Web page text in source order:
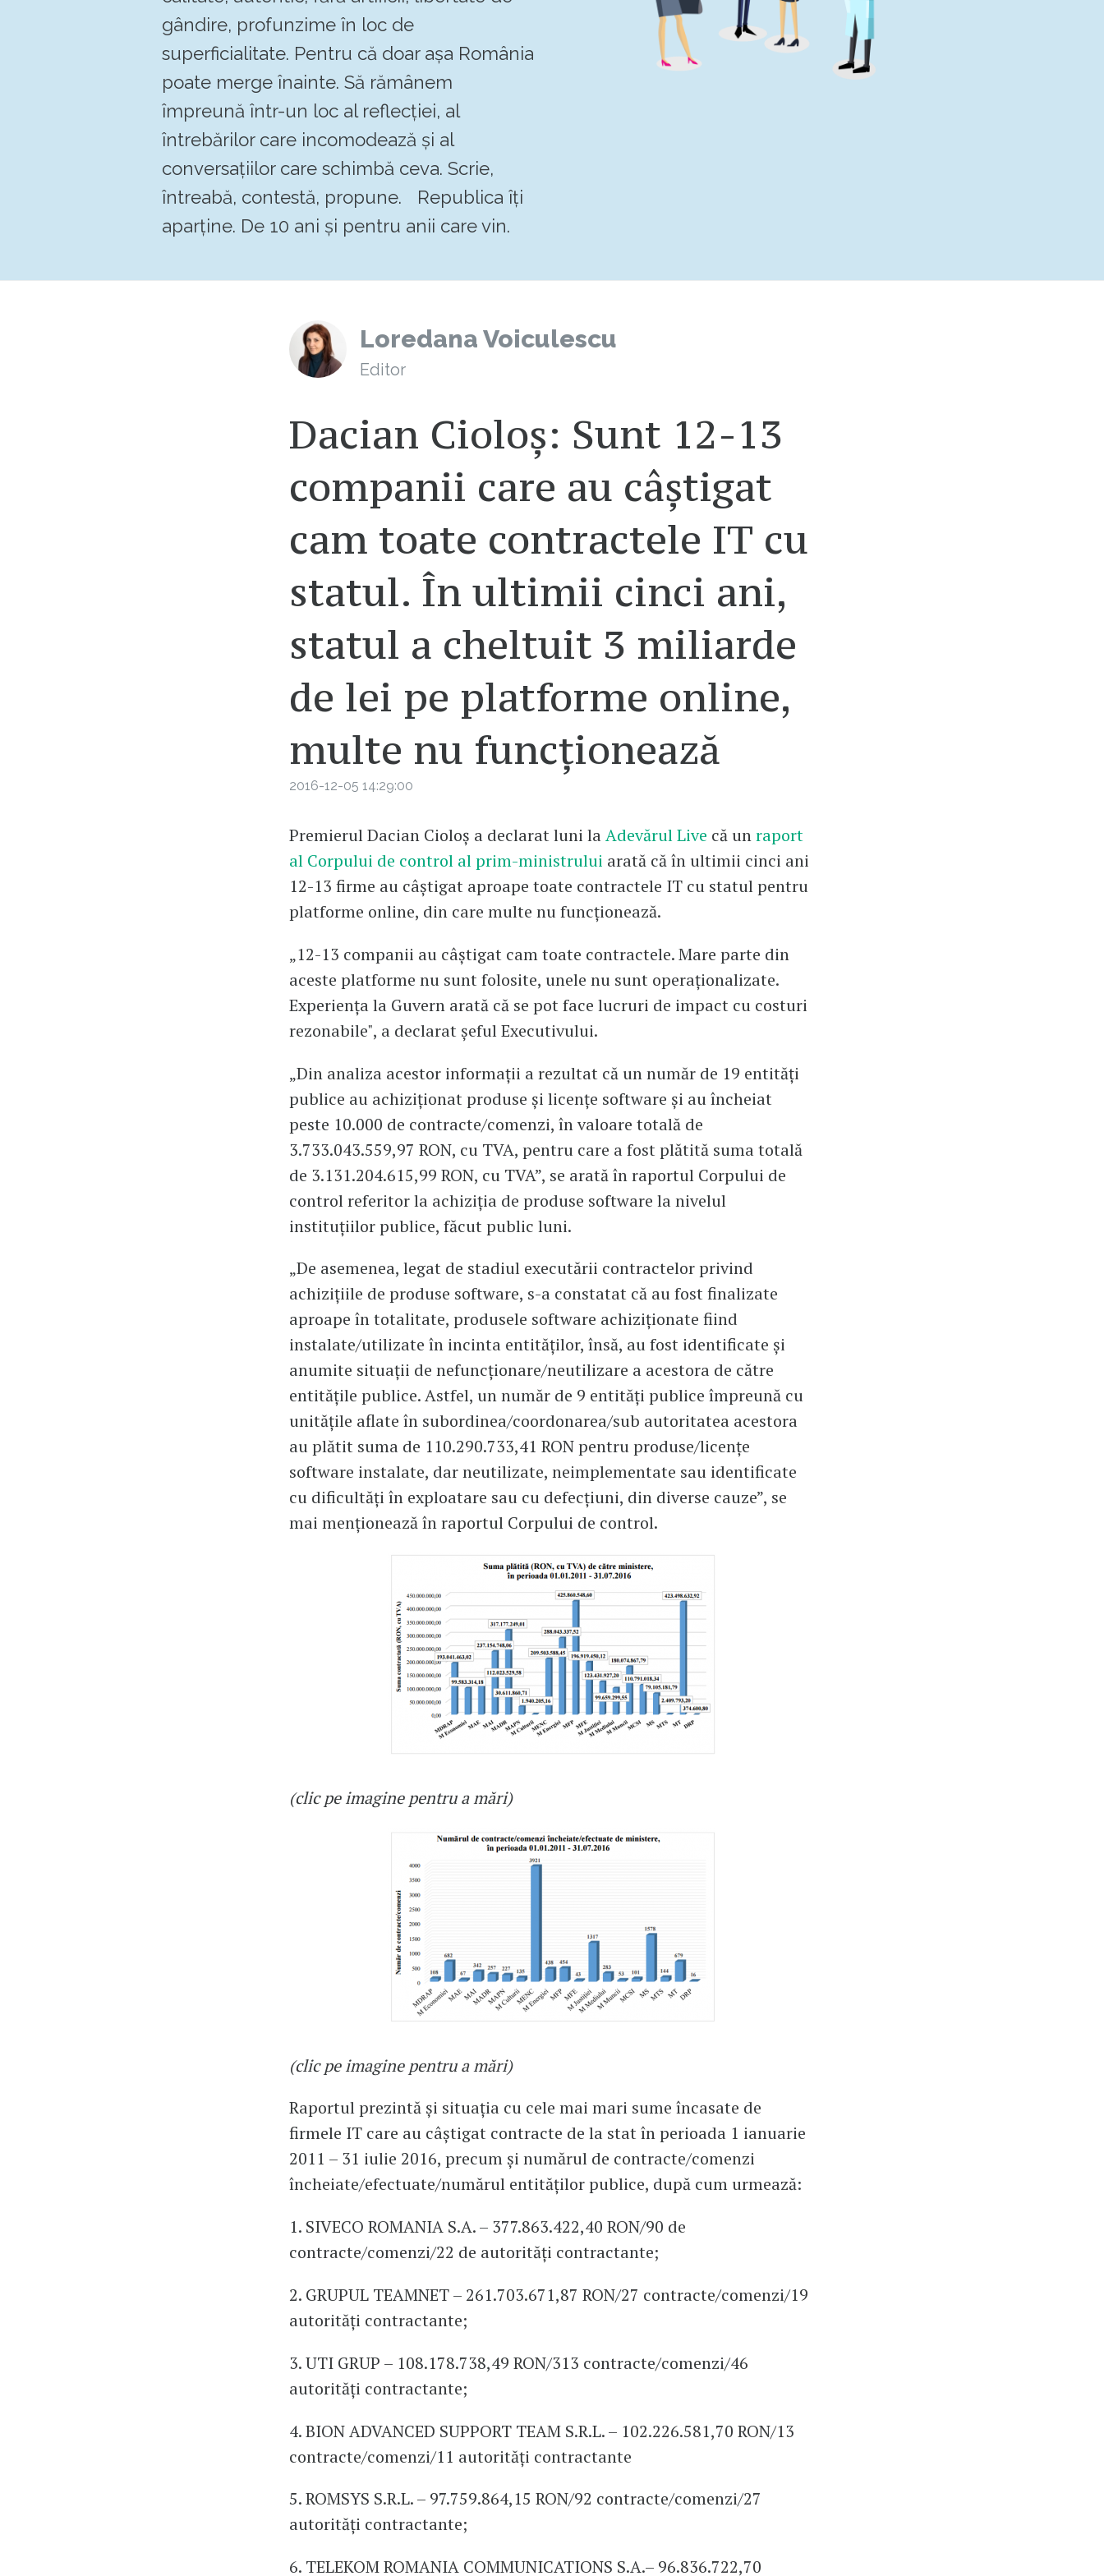
gândire, profunzime în loc de
superficialitate. Pentru că doar așa România
poate merge înainte. Să rămânem
împreună într-un loc al reflecției, al
întrebărilor care incomodează și al
conversațiilor care schimbă ceva. Scrie,
întreabă, contestă, propune. Republica îți
aparține. De 10 ani și pentru anii care vin.
Loredana Voiculescu
Editor
Dacian Cioloș: Sunt 12-13
companii care au câștigat
cam toate contractele IT cu
statul. În ultimii cinci ani,
statul a cheltuit 3 miliarde
de lei pe platforme online,
multe nu funcționează
2016-12-05 14:29:00
Premierul Dacian Cioloș a declarat luni laAdevărul Live că unraport
al Corpului de control al prim-ministrului arată că în ultimii cinci ani
12-13 firme au câștigat aproape toate contractele IT cu statul pentru
platforme online, din care multe nu funcționează.
„12-13 companii au câștigat cam toate contractele. Mare parte din
aceste platforme nu sunt folosite, unele nu sunt operaționalizate.
Experiența la Guvern arată că se pot face lucruri de impact cu costuri
rezonabile", a declarat șeful Executivului.
„Din analiza acestor informații a rezultat că un număr de 19 entități
publice au achiziționat produse și licențe software și au încheiat
peste 10.000 de contracte/comenzi, în valoare totală de
3.733.043.559,97 RON, cu TVA, pentru care a fost plătită suma totală
de 3.131.204.615,99 RON, cu TVA”, se arată în raportul Corpului de
control referitor la achiziția de produse software la nivelul
instituțiilor publice, făcut public luni.
„De asemenea, legat de stadiul executării contractelor privind
achizițiile de produse software, s-a constatat că au fost finalizate
aproape în totalitate, produsele software achiziționate fiind
instalate/utilizate în incinta entităților, însă, au fost identificate și
anumite situații de nefuncționare/neutilizare a acestora de către
entitățile publice. Astfel, un număr de 9 entități publice împreună cu
unitățile aflate în subordinea/coordonarea/sub autoritatea acestora
au plătit suma de 110.290.733,41 RON pentru produse/licențe
software instalate, dar neutilizate, neimplementate sau identificate
cu dificultăți în exploatare sau cu defecțiuni, din diverse cauze”, se
mai menționează în raportul Corpului de control.
(clic pe imagine pentru a mări)
(clic pe imagine pentru a mări)
Raportul prezintă și situația cu cele mai mari sume încasate de
firmele IT care au câștigat contracte de la stat în perioada 1 ianuarie
2011 – 31 iulie 2016, precum și numărul de contracte/comenzi
încheiate/efectuate/numărul entităților publice, după cum urmează:
1. SIVECO ROMANIA S.A. – 377.863.422,40 RON/90 de
contracte/comenzi/22 de autorități contractante;
2. GRUPUL TEAMNET – 261.703.671,87 RON/27 contracte/comenzi/19
autorități contractante;
3. UTI GRUP – 108.178.738,49 RON/313 contracte/comenzi/46
autorități contractante;
4. BION ADVANCED SUPPORT TEAM S.R.L. – 102.226.581,70 RON/13
contracte/comenzi/11 autorități contractante
5. ROMSYS S.R.L. – 97.759.864,15 RON/92 contracte/comenzi/27
autorități contractante;
6. TELEKOM ROMANIA COMMUNICATIONS S.A.– 96.836.722,70